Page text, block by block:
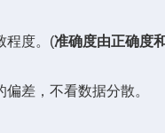
程度。(准确度由正确度
偏差，不看数据分散。